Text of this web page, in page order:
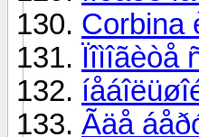
Corbina
Ïîìîãèòå
Ãäå